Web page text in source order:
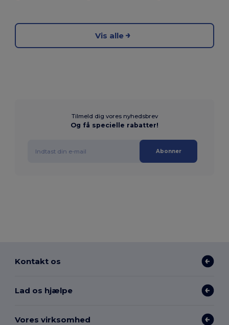
Vis alle
Tilmeld dig vores nyhedsbrev
Og få specielle rabatter!
Abonner
Kontakt os
Lad os hjælpe
Vores virksomhed